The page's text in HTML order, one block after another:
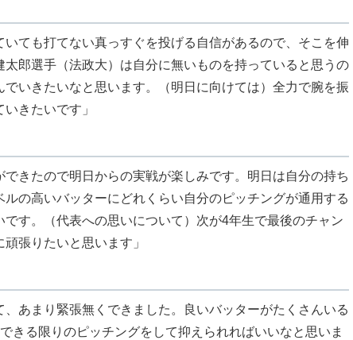
いても打てない真っすぐを投げる自信があるので、そこを伸
太郎選手（法政大）は自分に無いものを持っていると思うの
いきたいなと思います。（明日に向けては）全力で腕を振
きたいです」
できたので明日からの実戦が楽しみです。明日は自分の持ち
の高いバッターにどれくらい自分のピッチングが通用する
す。（代表への思いについて）次が4年生で最後のチャン
張りたいと思います」
、あまり緊張無くできました。良いバッターがたくさんいる
きる限りのピッチングをして抑えられればいいなと思いま